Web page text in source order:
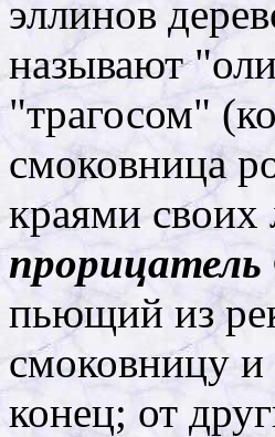
эллинов
называют
"трагосом"
смоковница
краями своих
пьющий из
смоковницу и
конец; от